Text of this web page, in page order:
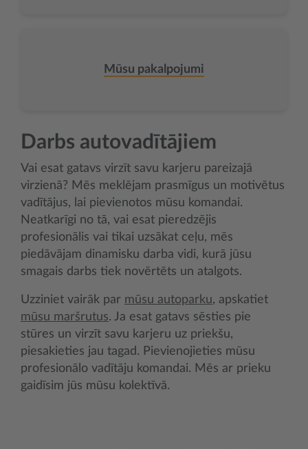
Mūsu pakalpojumi
Darbs autovadītājiem
Vai esat gatavs virzīt savu karjeru pareizajā
virzienā? Mēs meklējam prasmīgus un motivētus
vadītājus, lai pievienotos mūsu komandai.
Neatkarīgi no tā, vai esat pieredzējis
profesionālis vai tikai uzsākat ceļu, mēs
piedāvājam dinamisku darba vidi, kurā jūsu
smagais darbs tiek novērtēts un atalgots.
Uzziniet vairāk par mūsu autoparku, apskatiet
mūsu maršrutus. Ja esat gatavs sēsties pie
stūres un virzīt savu karjeru uz priekšu,
piesakieties jau tagad. Pievienojieties mūsu
profesionālo vadītāju komandai. Mēs ar prieku
gaidīsim jūs mūsu kolektīvā.